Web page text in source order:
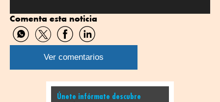
Comenta esta noticia
Compartir
por
WhatsApp
Compartir
por
Twitter
Compartir
por
Facebook
Compartir
por
Linkedin
Ver comentarios
Únete infórmate descubre